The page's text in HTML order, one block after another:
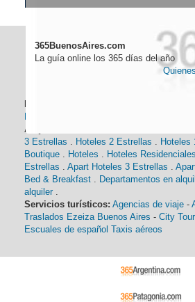
365BuenosAires.com
La guía online los 365 días del año
Alojamiento:
3 Estrellas . Hoteles 2 Estrellas . Hoteles
Boutique . Hoteles . Hoteles Residenciales
Estrellas . Apart Hoteles 3 Estrellas .
Bed & Breakfast . Departamentos en
alquiler .
Servicios turísticos: Agencias de viaje -
Traslados Ezeiza Buenos Aires - City
Escuales de español Taxis aéreos